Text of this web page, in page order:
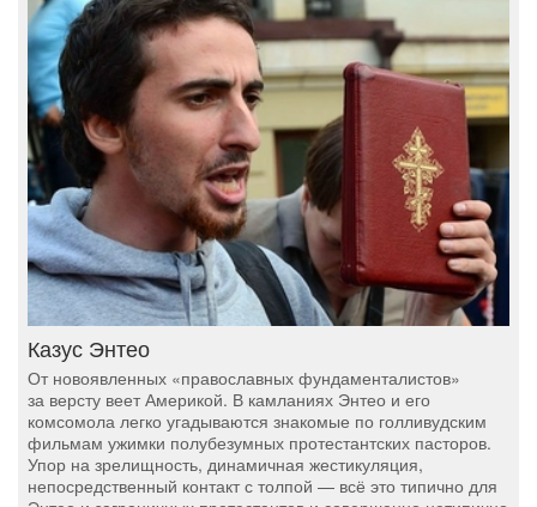
Казус Энтео
От новоявленных «православных фундаменталистов»
за версту веет Америкой. В камланиях Энтео и его
комсомола легко угадываются знакомые по голливудским
фильмам ужимки полубезумных протестантских пасторов.
Упор на зрелищность, динамичная жестикуляция,
непосредственный контакт с толпой — всё это типично для